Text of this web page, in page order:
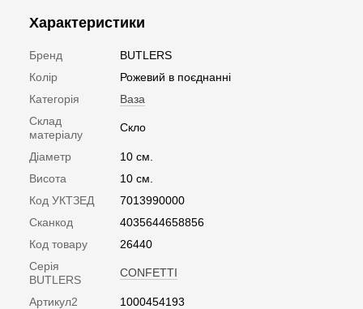
Характеристики
Бренд
BUTLERS
Колір
Рожевий в поєднанні
Категорія
Ваза
Склад
матеріалу
Скло
Діаметр
10 см.
Висота
10 см.
Код УКТЗЕД
7013990000
Сканкод
4035644658856
Код товару
26440
Серія
BUTLERS
CONFETTI
Артикул2 1000454193